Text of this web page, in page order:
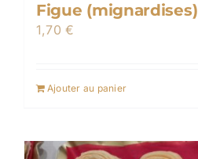
Figue (mignardises)
1,70€
Ajouter au panier